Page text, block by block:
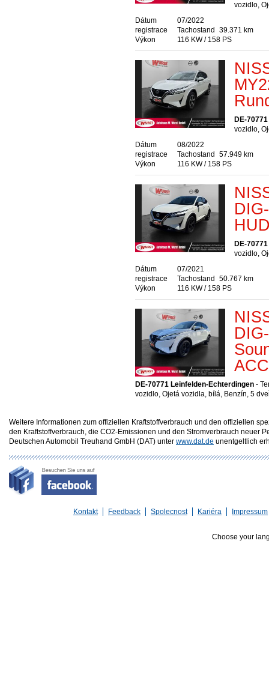
vozidlo,
Dátum
registrace
07/2022
Tachostand
39.371 km
Výkon
116 KW / 158 PS
DE-
vozidlo,
Dátum
registrace
08/2022
Tachostand
57.949 km
Výkon
116 KW / 158 PS
DE-
vozidlo,
Dátum
registrace
07/2021
Tachostand
50.767 km
Výkon
116 KW / 158 PS
DE-70771 Leinfelden-Echterdingen -
vozidlo, Ojetá vozidla, bílá, Benzín, 5
Weitere Informationen zum offiziellen Kraftstoffverbrauch und den offiziellen
den Kraftstoffverbrauch, die CO2-Emissionen und den Stromverbrauch neuer
Deutschen Automobil Treuhand GmbH (DAT) unter www.dat.de unentgeltlich
Kontakt Feedback Spolecnost Kariéra Impressum
Choose your